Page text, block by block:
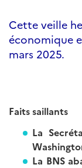
Cette veille
économique
mars 2025.
Faits saillants
La
La BNS